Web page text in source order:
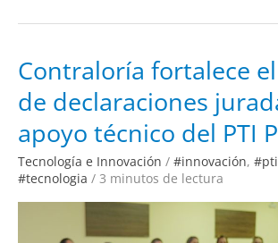
Contraloría fortalece
de declaraciones
apoyo técnico del PTI
Tecnología e Innovación / #innovación,
#tecnologia / 3 minutos de lectura
Contraloría
fortalece
el
control
de
juradas
con
apoyo
técnico
del
PTI
Paraguay